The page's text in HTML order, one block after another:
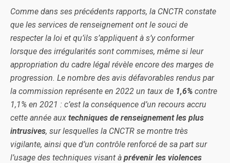
Comme dans ses précédents rapports, la CNCTR constate
que les services de renseignement ont le souci de
respecter la loi et qu’ils s’appliquent à s’y conformer
lorsque des irrégularités sont commises, même si leur
appropriation du cadre légal révèle encore des marges de
progression. Le nombre des avis défavorables rendus par
la commission représente en 2022 un taux de 1,6% contre
1,1% en 2021 : c’est la conséquence d’un recours accru
cette année aux techniques de renseignement les plus
intrusives, sur lesquelles la CNCTR se montre très
vigilante, ainsi que d’un contrôle renforcé de sa part sur
l’usage des techniques visant à prévenir les violences